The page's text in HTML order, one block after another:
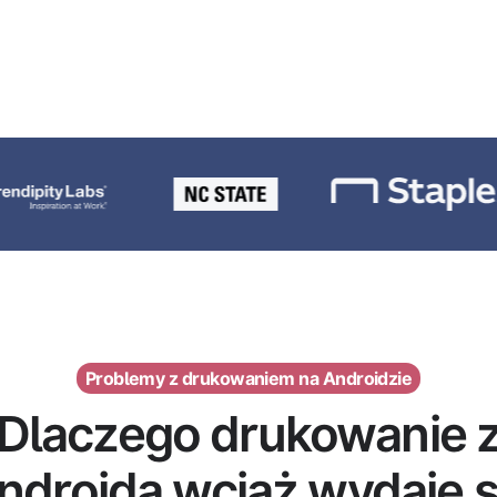
Problemy z drukowaniem na Androidzie
drukowanie